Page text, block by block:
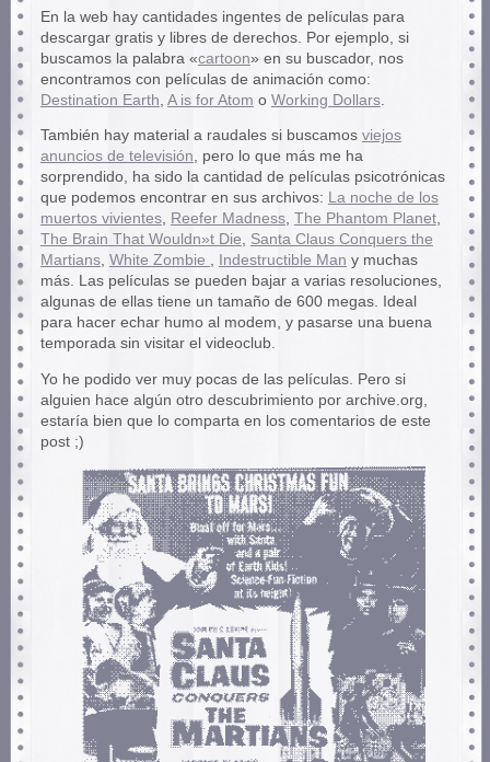
En la web hay cantidades ingentes de películas para
descargar gratis y libres de derechos. Por ejemplo, si
buscamos la palabra «cartoon» en su buscador, nos
encontramos con películas de animación como:
Destination Earth A is for Atom o Working Dollars.
También hay material a raudales si buscamos viejos
anuncios de televisión, pero lo que más me ha
sorprendido, ha sido la cantidad de películas psicotrónicas
que podemos encontrar en sus archivos: La noche de los
muertos vivientes, Reefer Madness, The Phantom Planet,
The Brain That Wouldn»t Die, Santa Claus Conquers the
Martians, White Zombie , Indestructible Man y muchas
más. Las películas se pueden bajar a varias resoluciones,
algunas de ellas tiene un tamaño de 600 megas. Ideal
para hacer echar humo al modem, y pasarse una buena
temporada sin visitar el videoclub.
Yo he podido ver muy pocas de las películas. Pero si
alguien hace algún otro descubrimiento por archive.org,
estaría bien que lo comparta en los comentarios de este
post ;)